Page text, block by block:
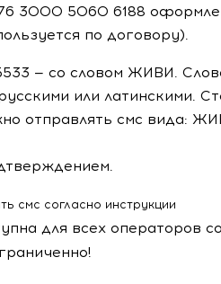
3000 5060 6188
по договору).
— со словом ЖИВИ.
или латинскими.
отправлять смс вида:
смс согласно инструкции
для всех операторов